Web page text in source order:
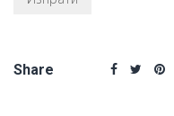
Share